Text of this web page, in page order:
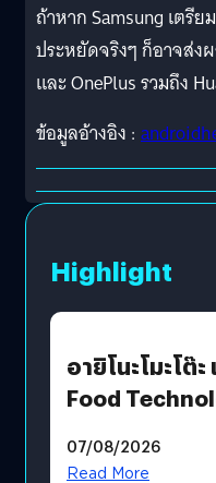
ถ้าหาก Samsung เตรี
ประหยัดจริงๆ ก็อาจส่ง
และ OnePlus รวมถึง
ข้อมูลอ้างอิง :
Highlight
อายิโนะโมะโต๊
Food
บริโภคและ B2B
07/08/2026
Read More